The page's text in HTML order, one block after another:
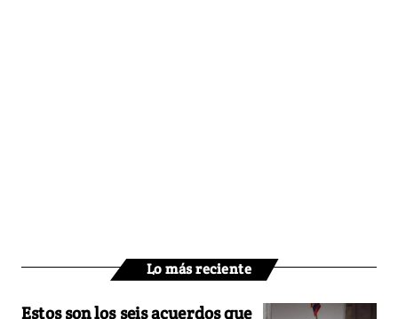
Lo más reciente
Estos son los seis acuerdos que